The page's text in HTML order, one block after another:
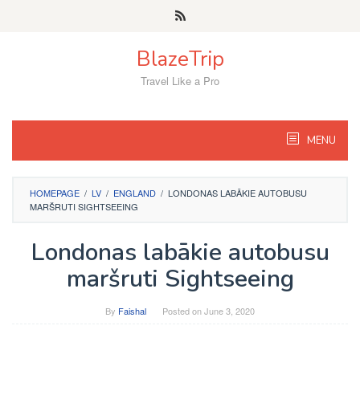
BlazeTrip
Travel Like a Pro
MENU
HOMEPAGE / LV / ENGLAND / LONDONAS LABĀKIE AUTOBUSU
MARŠRUTI SIGHTSEEING
Londonas labākie autobusu
maršruti Sightseeing
By Faishal Posted onJune 3, 2020